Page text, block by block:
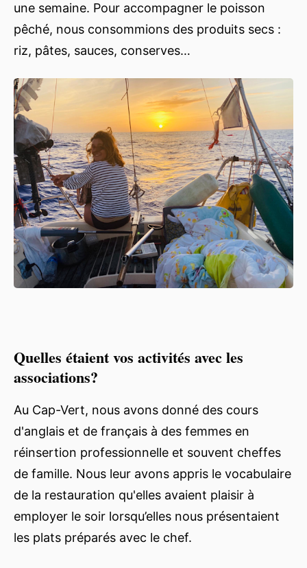
une semaine. Pour accompagner le poisson
pêché, nous consommions des produits secs :
riz, pâtes, sauces, conserves…
Quelles étaient vos activités avec les
associations?
Au Cap-Vert, nous avons donné des cours
d'anglais et de français à des femmes en
réinsertion professionnelle et souvent cheffes
de famille. Nous leur avons appris le vocabulaire
de la restauration qu'elles avaient plaisir à
employer le soir lorsqu’elles nous présentaient
les plats préparés avec le chef.